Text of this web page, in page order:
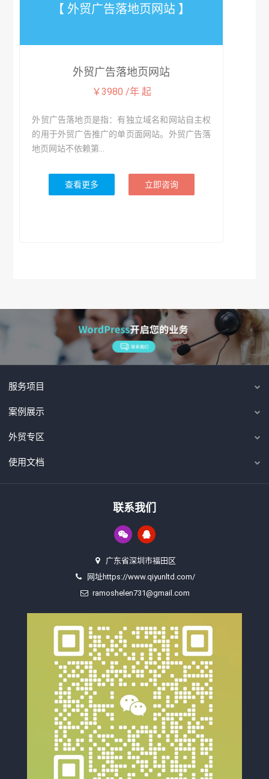
【 外贸广告落地页网站 】
外贸广告落地页网站
￥3980 /年 起
外贸广告落地页是指：有独立域名和网站自主权
的用于外贸广告推广的单页面网站。外贸广告落
地页网站不依赖第...
查看更多 立即咨询
服务项目
案例展示
外贸专区
使用文档
联系我们
广东省深圳市福田区
网址https://www.qiyunltd.com/
ramoshelen731@gmail.com